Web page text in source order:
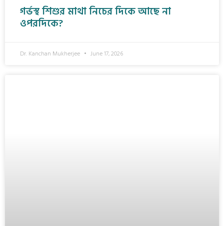
গর্ভস্থ শিশুর মাথা নিচের দিকে আছে না
ওপরদিকে?
Dr. Kanchan Mukherjee June 17, 2026